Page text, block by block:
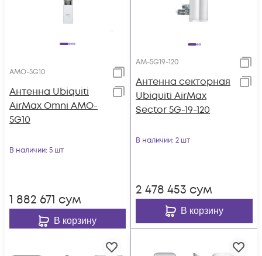
AMO-5G10
Антенна Ubiquiti
AirMax Omni AMO-
5G10
В наличии: 5 шт
1 882 671 сум
В корзину
AM-5G19-120
Антенна секторная
Ubiquiti AirMax
Sector 5G-19-120
В наличии: 2 шт
2 478 453 сум
В корзину